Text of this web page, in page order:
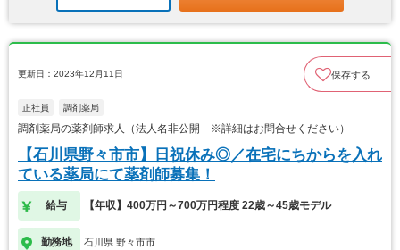
更新日：2023年12月11日 保存する
正社員 調剤薬局
調剤薬局の薬剤師求人（法人名非公開 ※詳細はお問合せください）
【石川県野々市市】日祝休み◎／在宅にちからを入れ
ている薬局にて薬剤師募集！
給与 【年収】400万円～700万円程度 22歳～45歳モデル
勤務地 石川県 野々市市